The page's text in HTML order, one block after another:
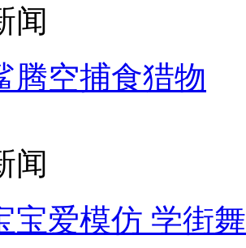
闻
腾空捕食猎物
闻
宝爱模仿 学街